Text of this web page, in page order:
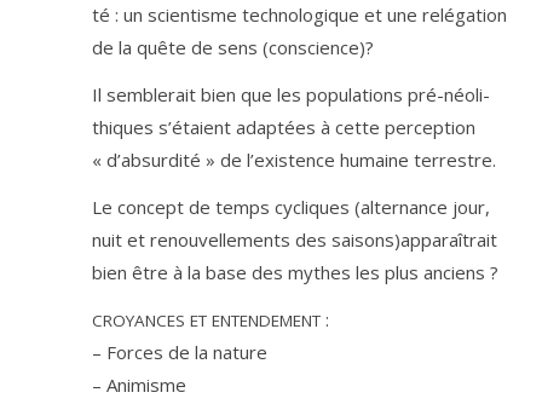
té : un scien­tisme tech­no­lo­gique et une relé­ga­tion
de la quête de sens (conscience)?
Il sem­ble­rait bien que les popu­la­tions pré-néo­li­
thiques s’é­taient adap­tées à cette per­cep­tion
« d’ab­sur­di­té » de l’exis­tence humaine terrestre.
Le concept de temps cycliques (alter­nance jour,
nuit et renou­vel­le­ments des saisons)apparaîtrait
bien être à la base des mythes les plus anciens ?
CROYANCES ET ENTENDEMENT :
– Forces de la nature
– Animisme